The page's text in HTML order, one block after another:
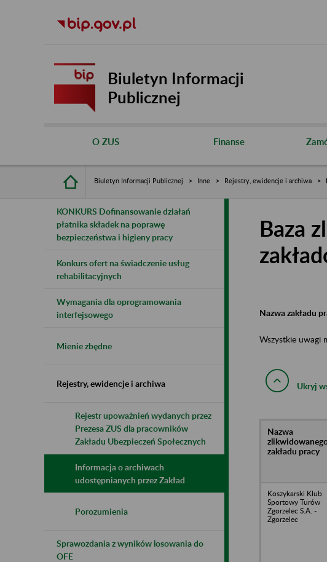
Biuletyn Informacji
Publicznej
O ZUS Finanse
Biuletyn Informacji Publicznej Inne Rejestry, ewidencje i archiwa
KONKURS Dofinansowanie działań
płatnika składek na poprawę
bezpieczeństwa i higieny pracy
Konkurs ofert na świadczenie usług
rehabilitacyjnych
Wymagania dla oprogramowania
interfejsowego
Mienie zbędne
Rejestry, ewidencje i archiwa
Rejestr upoważnień wydanych przez
Prezesa ZUS dla pracowników
Zakładu Ubezpieczeń Społecznych
Informacja o archiwach
udostępnianych przez Zakład
Porozumienia
Sprawozdania z wyników losowania do
OFE
Baza
Nazwa zakładu
Wszystkie uwagi
Ukryj
Nazwa
zakładu pracy
Koszykarski Klub
Sportowy Turów
Zgorzelec S.A. -
Zgorzelec